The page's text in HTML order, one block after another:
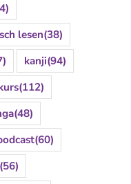
lesen(38)
kanji(94)
(112)
(48)
(60)
(56)